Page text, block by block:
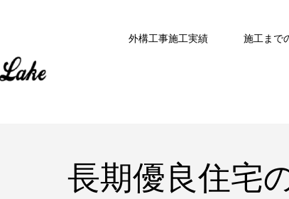
外構工事施工実績 施工まで
長期優良住宅